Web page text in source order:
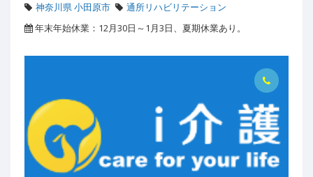
神奈川県 小田原市
通所リハビリテーション
年末年始休業：12月30日～1月3日、夏期休業あり。